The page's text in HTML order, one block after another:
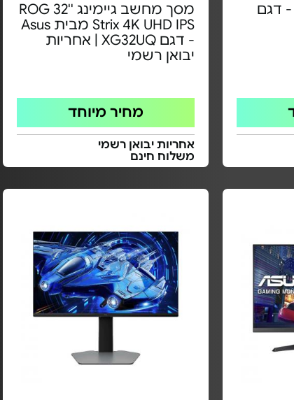
מסך מחשב "27 IPS - דגם
מסך מחשב גיימינג ''32 ROG
Strix 4K UHD IPS מבית Asus
- דגם XG32UQ | אחריות
יבואן רשמי
מחיר מיוחד
אחריות יבואן רשמי
משלוח חינם